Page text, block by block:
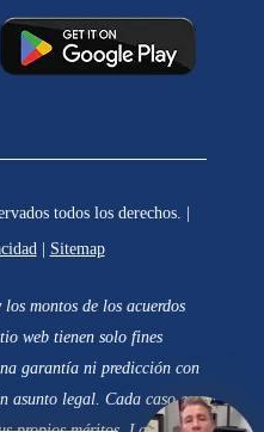
todos los derechos. |
| Sitemap
montos de los acuerdos
web tienen solo fines
garantía ni predicción con
asunto legal. Cada caso es